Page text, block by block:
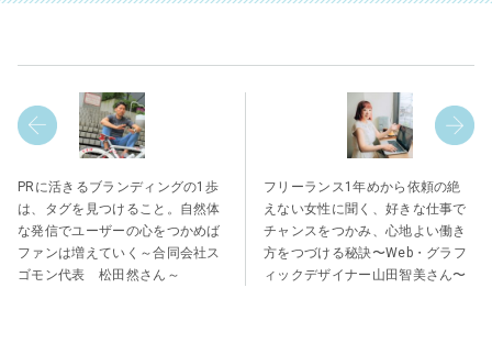
PRに活きるブランディングの1歩
は、タグを見つけること。自然体
な発信でユーザーの心をつかめば
ファンは増えていく～合同会社ス
ゴモン代表 松田然さん～
フリーランス1年めから依頼の絶
えない女性に聞く、好きな仕事で
チャンスをつかみ、心地よい働き
方をつづける秘訣〜Web・グラフ
ィックデザイナー山田智美さん〜